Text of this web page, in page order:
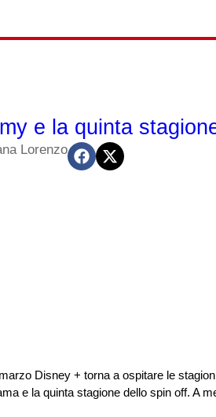
e la quinta
Lorenzo
Disney + torna a ospitare le
e la quinta stagione dello spin off. A